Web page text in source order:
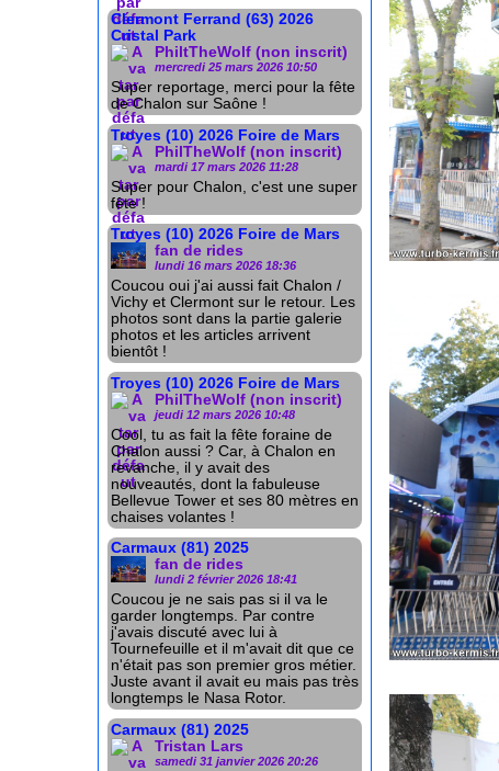
Clermont Ferrand (63) 2026
Cristal Park
PhiltTheWolf (non inscrit)
mercredi 25 mars 2026 10:50
Super reportage, merci pour la fête
de Chalon sur Saône !
Troyes (10) 2026 Foire de Mars
PhilTheWolf (non inscrit)
mardi 17 mars 2026 11:28
Super pour Chalon, c'est une super
fête !
Troyes (10) 2026 Foire de Mars
fan de rides
lundi 16 mars 2026 18:36
Coucou oui j'ai aussi fait Chalon /
Vichy et Clermont sur le retour. Les
photos sont dans la partie galerie
photos et les articles arrivent
bientôt !
Troyes (10) 2026 Foire de Mars
PhilTheWolf (non inscrit)
jeudi 12 mars 2026 10:48
Cool, tu as fait la fête foraine de
Chalon aussi ? Car, à Chalon en
revanche, il y avait des
nouveautés, dont la fabuleuse
Bellevue Tower et ses 80 mètres en
chaises volantes !
Carmaux (81) 2025
fan de rides
lundi 2 février 2026 18:41
Coucou je ne sais pas si il va le
garder longtemps. Par contre
j'avais discuté avec lui à
Tournefeuille et il m'avait dit que ce
n'était pas son premier gros métier.
Juste avant il avait eu mais pas très
longtemps le Nasa Rotor.
Carmaux (81) 2025
Tristan Lars
samedi 31 janvier 2026 20:26